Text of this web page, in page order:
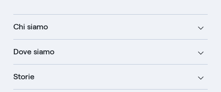
Chi siamo
Dove siamo
Storie